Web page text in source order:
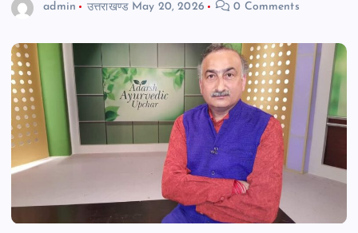
admin उत्तराखण्ड May 20, 2026 0 Comments